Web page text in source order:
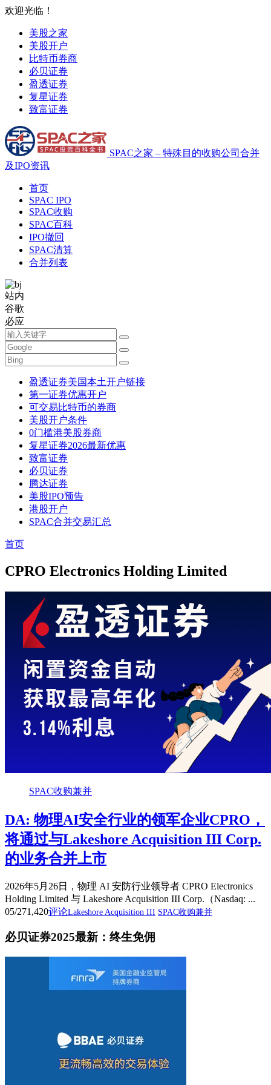
欢迎光临！
美股之家
美股开户
比特币券商
必贝证券
盈透证券
复星证券
致富证券
SPAC之家 – 特殊目的收购公司合并
及IPO资讯
首页
SPAC IPO
SPAC收购
SPAC百科
IPO撤回
SPAC清算
合并列表
站内
谷歌
必应
盈透证券美国本土开户链接
第一证券优惠开户
可交易比特币的券商
美股开户条件
0门槛港美股券商
复星证券2026最新优惠
致富证券
必贝证券
腾达证券
美股IPO预告
港股开户
SPAC合并交易汇总
首页
CPRO Electronics Holding Limited
SPAC收购兼并
DA: 物理AI安全行业的领军企业CPRO，
将通过与Lakeshore Acquisition III Corp.
的业务合并上市
2026年5月26日，物理 AI 安防行业领导者 CPRO Electronics
Holding Limited 与 Lakeshore Acquisition III Corp.（Nasdaq: ...
05/271,420评论Lakeshore Acquisition III SPAC收购兼并
必贝证券2025最新：终生免佣